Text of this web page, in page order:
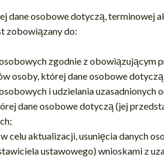
dane osobowe dotyczą, terminowej
zobowiązany do:
zgodnie z obowiązującym
osoby, której dane osobowe
i udzielania uzasadnionych
dane osobowe dotyczą (jej
celu aktualizacji, usunięcia danych
ustawowego) wnioskami z